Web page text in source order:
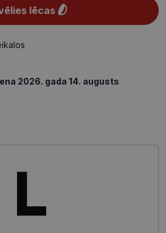
lēcas
2026. gada 14. augusts